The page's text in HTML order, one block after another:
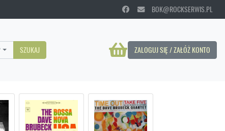
BOK@ROCKSERWIS.PL
ZALOGUJ SIĘ / ZAŁÓŻ KONTO
SZUKAJ